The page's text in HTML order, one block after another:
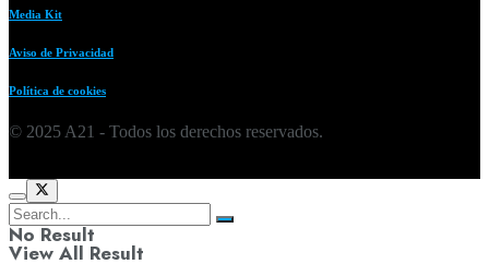
Media Kit
Aviso de Privacidad
Política de cookies
© 2025 A21 - Todos los derechos reservados.
No Result
View All Result